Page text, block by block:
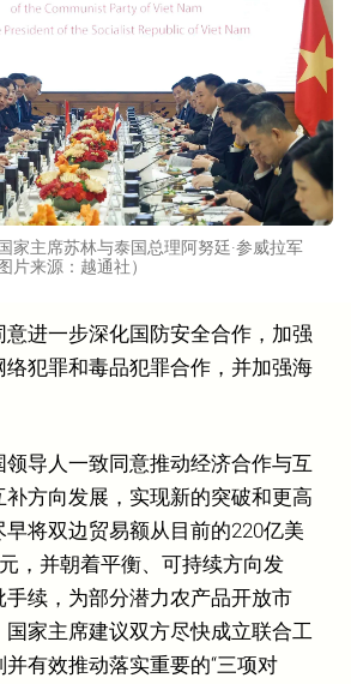
家主席苏林与泰国总理阿努廷·参威拉军
片来源：越通社）
进一步深化国防安全合作，加强
犯罪和毒品犯罪合作，并加强海
导人一致同意推动经济合作与互
方向发展，实现新的突破和更高
早将双边贸易额从目前的220亿美
，并朝着平衡、可持续方向发
手续，为部分潜力农产品开放市
家主席建议双方尽快成立联合工
有效推动落实重要的“三项对